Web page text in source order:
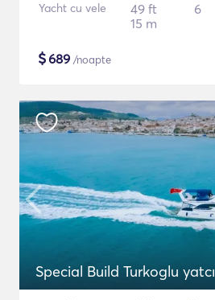
Yacht cu vele
49 ft
15 m
6
$689 /noapte
Special Build Turkoglu